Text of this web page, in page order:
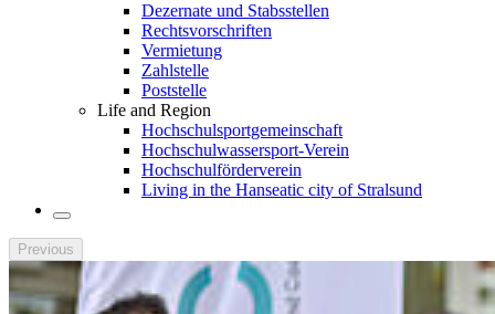
Dezernate und Stabsstellen
Rechtsvorschriften
Vermietung
Zahlstelle
Poststelle
Life and Region
Hochschulsportgemeinschaft
Hochschulwassersport-Verein
Hochschulförderverein
Living in the Hanseatic city of Stralsund
Previous